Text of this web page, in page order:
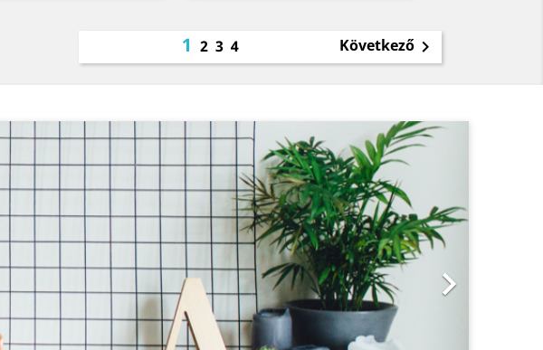
1234 Következő
KÉPKERET
Őrizze meg emlékeit

Következő